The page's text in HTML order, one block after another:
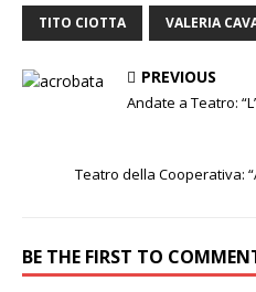
TITO CIOTTA VALERIA
PREVIOUS
Andate a Teatro:
Teatro della Cooperativa:
BE THE FIRST TO